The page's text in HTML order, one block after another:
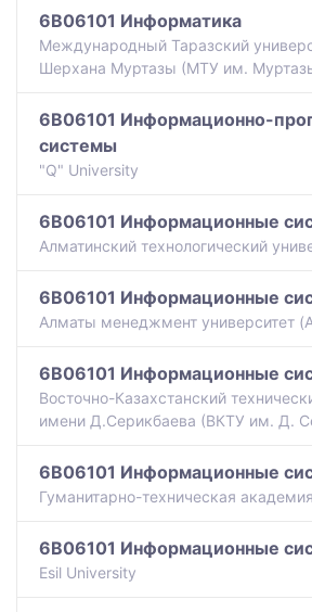
6B06101 Информатика
Международный Таразский
Шерхана Муртазы (МТУ им.
6B06101 Информационно-
системы
"Q" University
6B06101 Информационные
Алматинский технологический
6B06101 Информационные
Алматы менеджмент университет
6B06101 Информационные
Восточно-Казахстанский
имени Д.Серикбаева (ВКТУ им. Д.
6B06101 Информационные
Гуманитарно-техническая
6B06101 Информационные
Esil University